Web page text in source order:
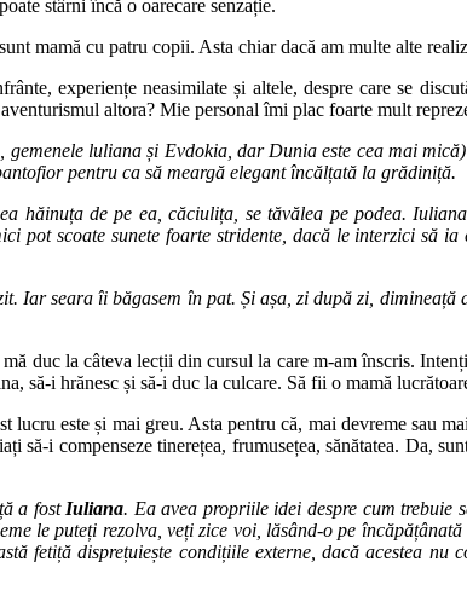
stârni încă o oarecare senzație.
mamă cu patru copii. Asta chiar dacă am multe alte
experiențe neasimilate și altele, despre care se
altora? Mie personal îmi plac foarte mult
gemenele luliana și Evdokia, dar Dunia este cea mai
pentru ca să meargă elegant încălțată la grădiniță.
hăinuța de pe ea, căciulița, se tăvălea pe podea.
pot scoate sunete foarte stridente, dacă le interzici
Iar seara îi băgasem în pat. Și așa, zi după zi,
duc la câteva lecții din cursul la care m-am înscris.
să-i hrănesc și să-i duc la culcare. Să fii o mamă
lucru este și mai greu. Asta pentru că, mai devreme sau
să-i compenseze tinerețea, frumusețea, sănătatea. Da,
a fost Iuliana. Ea avea propriile idei despre cum trebuie
le puteți rezolva, veți zice voi, lăsând-o pe
fetiță disprețuiește condițiile externe, dacă acestea